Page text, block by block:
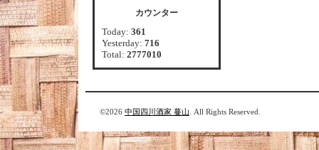
カウンター
Today: 361
Yesterday: 716
Total: 2777010
©2026 中国四川酒家 蔓山 . All Rights Reserved.